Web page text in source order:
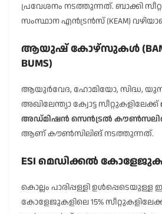
പ്രവേശനം നടത്തുന്നത്. ബാക്കി
സംസ്ഥാന എൻട്രൻസ് (KEAM)
ആയുഷ് കോഴ്സുകൾ (BAMS,
BUMS)
ആയുർവേദ, ഹോമിയോ, സിദ്ധ,
അഖിലേന്ത്യാ ക്വോട്ട സീറ്റുകളിലേക്ക്
അഡ്മിഷൻ സെൻട്രൽ കൗൺസലിങ്
ആണ് കൗൺസിലിങ് നടത്തുന്നത്.
ESI മെഡിക്കൽ
കൊല്ലം പാരിപ്പള്ളി
കോളേജുകളിലെ 15%